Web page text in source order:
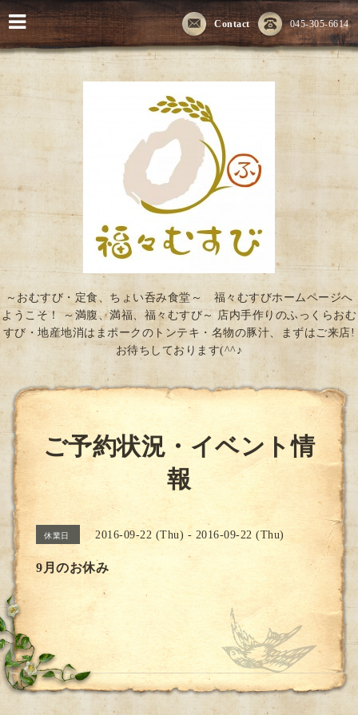
045-305-6614
Contact
～おむすび・定食、ちょい呑み食堂～ 福々むすびホームページへ
ようこそ！ ～満腹、満福、福々むすび～ 店内手作りのふっくらおむ
すび・地産地消はまポークのトンテキ・名物の豚汁、まずはご来店!
お待ちしております(^^♪
ご予約状況・イベント情
報
休業日 2016-09-22 (Thu) - 2016-09-22 (Thu)
9月のお休み